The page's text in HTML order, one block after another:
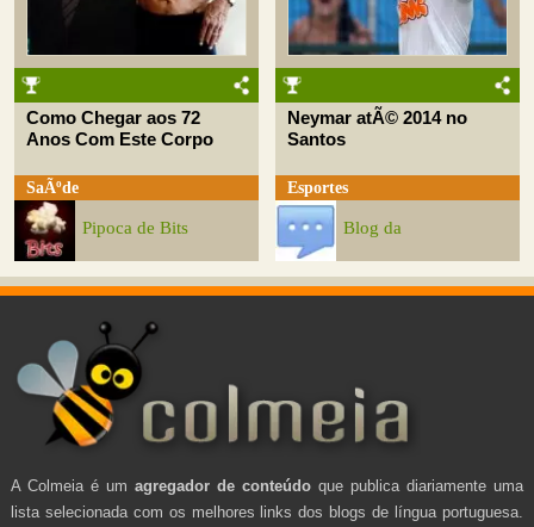
Como Chegar aos 72
Anos Com Este Corpo
SaÃºde
Pipoca de Bits
Neymar atÃ© 2014 no
Santos
Esportes
Blog da
A Colmeia é um agregador de conteúdo que publica diariamente uma
lista selecionada com os melhores links dos blogs de língua portuguesa.